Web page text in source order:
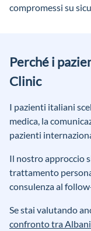
compromessi su
Perché i
Clinic
I pazienti italiani
medica, la
pazienti
Il nostro approccio
trattamento
consulenza al
Se stai valutando
confronto tra